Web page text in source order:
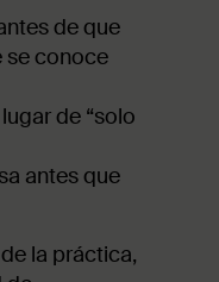
de que
se conoce
de “solo
antes que
la práctica,